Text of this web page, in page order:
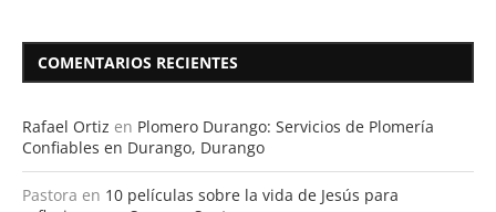
COMENTARIOS RECIENTES
Rafael Ortiz en Plomero Durango: Servicios de Plomería
Confiables en Durango, Durango
Pastora en 10 películas sobre la vida de Jesús para